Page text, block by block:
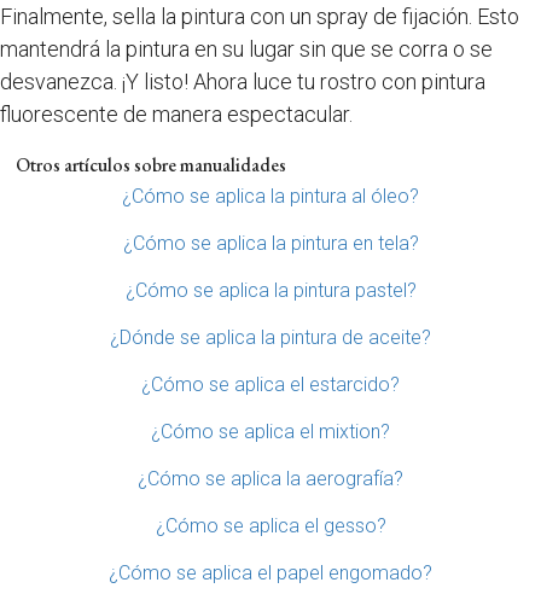
Finalmente, sella la pintura con un spray de fijación. Esto
mantendrá la pintura en su lugar sin que se corra o se
desvanezca. ¡Y listo! Ahora luce tu rostro con pintura
fluorescente de manera espectacular.
Otros artículos sobre manualidades
¿Cómo se aplica la pintura al óleo?
¿Cómo se aplica la pintura en tela?
¿Cómo se aplica la pintura pastel?
¿Dónde se aplica la pintura de aceite?
¿Cómo se aplica el estarcido?
¿Cómo se aplica el mixtion?
¿Cómo se aplica la aerografía?
¿Cómo se aplica el gesso?
¿Cómo se aplica el papel engomado?